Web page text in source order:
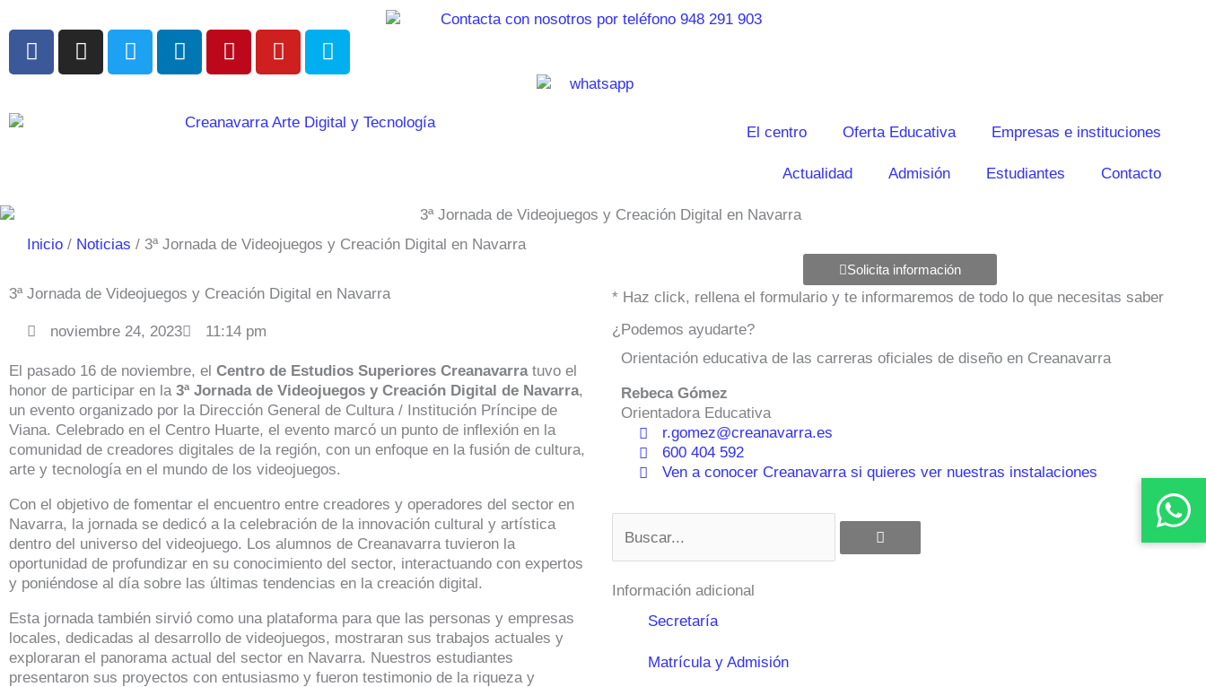
al
contenido
F
a
I
n
T
w
L
i
e
P
i
e
Y
o
u
S
k
e
El centro Oferta Educativa Empresas e instituciones
Actualidad Admisión Estudiantes Contacto
Inicio Noticias 3ª Jornada de Videojuegos y Creación Digital en Navarra
3ª Jornada de Videojuegos y Creación Digital en Navarra
noviembre 24, 2023 11:14 pm
El pasado 16 de noviembre, el Centro de Estudios Superiores Creanavarratuvo el
honor de participar en la 3ª Jornada de Videojuegos y Creación Digital de Navarra,
un evento organizado por la Dirección General de Cultura / Institución Príncipe de
Viana. Celebrado en el Centro Huarte, el evento marcó un punto de inflexión en la
comunidad de creadores digitales de la región, con un enfoque en la fusión de cultura,
arte y tecnología en el mundo de los videojuegos.
Con el objetivo de fomentar el encuentro entre creadores y operadores del sector en
Navarra, la jornada se dedicó a la celebración de la innovación cultural y artística
dentro del universo del videojuego. Los alumnos de Creanavarra tuvieron la
oportunidad de profundizar en su conocimiento del sector, interactuando con expertos
y poniéndose al día sobre las últimas tendencias en la creación digital.
Esta jornada también sirvió como una plataforma para que las personas y empresas
locales, dedicadas al desarrollo de videojuegos, mostraran sus trabajos actuales y
exploraran el panorama actual del sector en Navarra. Nuestros estudiantes
presentaron sus proyectos con entusiasmo y fueron testimonio de la riqueza y
Solicita información
* Haz click, rellena el formulario y te informaremos de todo lo que necesitas saber
¿Podemos ayudarte?
Orientación educativa de las carreras oficiales de diseño en Creanavarra
Rebeca Gómez
Orientadora Educativa
r.gomez@creanavarra.es
600 404 592
Ven a conocer Creanavarra si quieres ver nuestras instalaciones
Información adicional
Secretaría
Matrícula y Admisión